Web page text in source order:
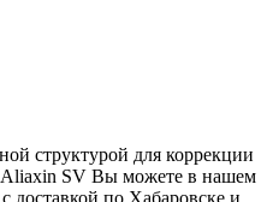
структурой для коррекции
Aliaxin SV Вы можете в нашем
доставкой по Хабаровске и